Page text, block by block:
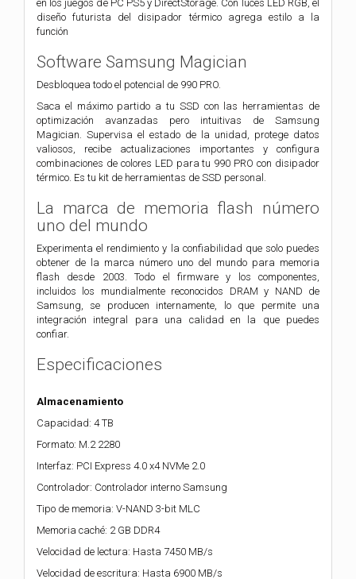
en los juegos de PC PS5 y DirectStorage. Con luces LED RGB, el
diseño futurista del disipador térmico agrega estilo a la
función
Software Samsung Magician
Desbloquea todo el potencial de 990 PRO.
Saca el máximo partido a tu SSD con las herramientas de
optimización avanzadas pero intuitivas de Samsung
Magician. Supervisa el estado de la unidad, protege datos
valiosos, recibe actualizaciones importantes y configura
combinaciones de colores LED para tu 990 PRO con disipador
térmico. Es tu kit de herramientas de SSD personal.
La marca de memoria flash número
uno del mundo
Experimenta el rendimiento y la confiabilidad que solo puedes
obtener de la marca número uno del mundo para memoria
flash desde 2003. Todo el firmware y los componentes,
incluidos los mundialmente reconocidos DRAM y NAND de
Samsung, se producen internamente, lo que permite una
integración integral para una calidad en la que puedes
confiar.
Especificaciones
Almacenamiento
Capacidad: 4 TB
Formato: M.2 2280
Interfaz: PCI Express 4.0 x4 NVMe 2.0
Controlador: Controlador interno Samsung
Tipo de memoria: V-NAND 3-bit MLC
Memoria caché: 2 GB DDR4
Velocidad de lectura: Hasta 7450 MB/s
Velocidad de escritura: Hasta 6900 MB/s